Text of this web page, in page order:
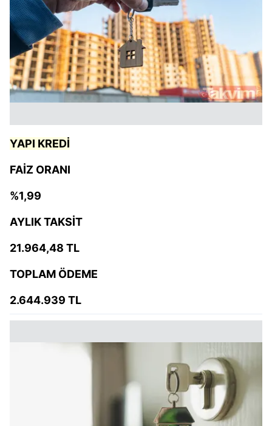
YAPI KREDİ
FAİZ ORANI
%1,99
AYLIK TAKSİT
21.964,48 TL
TOPLAM ÖDEME
2.644.939 TL